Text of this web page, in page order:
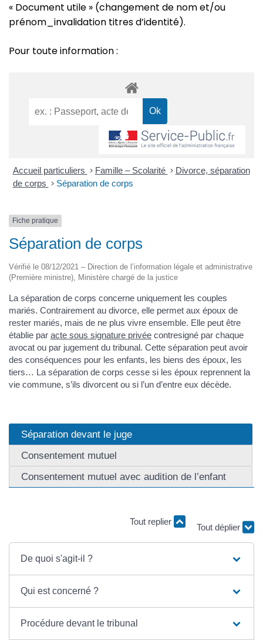
« Document utile » (changement de nom et/ou
prénom_invalidation titres d’identité).
Pour toute information :
Accueil particuliers > Famille – Scolarité > Divorce, séparation
de corps > Séparation de corps
Fiche pratique
Séparation de corps
Vérifié le 08/12/2021 – Direction de l’information légale et administrative
(Première ministre), Ministère chargé de la justice
La séparation de corps concerne uniquement les couples
mariés. Contrairement au divorce, elle permet aux époux de
rester mariés, mais de ne plus vivre ensemble. Elle peut être
établie par acte sous signature privée contresigné par chaque
avocat ou par jugement du tribunal. Cette séparation peut avoir
des conséquences pour les enfants, les biens des époux, les
tiers… La séparation de corps cesse si les époux reprennent la
vie commune, s’ils divorcent ou si l’un d’entre eux décède.
Séparation devant le juge
Consentement mutuel
Consentement mutuel avec audition de l’enfant
Tout replier
Tout déplier
De quoi s'agit-il ?
Qui est concerné ?
Procédure devant le tribunal